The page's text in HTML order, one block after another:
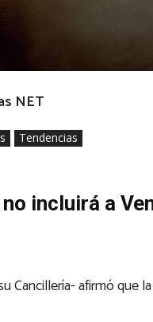
NET
Tendencias
incluirá a
Cancillería- afirmó que